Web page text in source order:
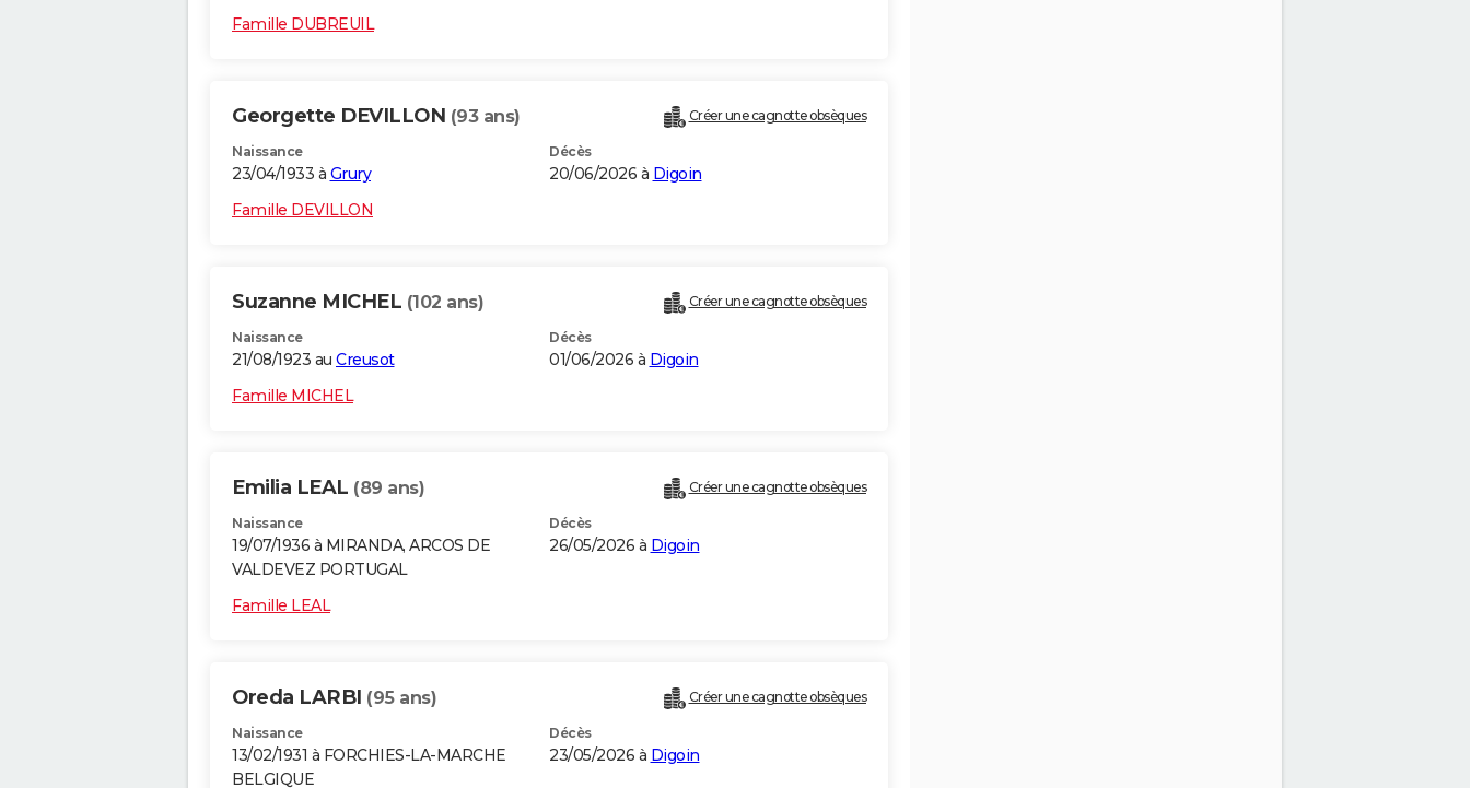
Famille DUBREUIL
Georgette DEVILLON (93 ans) Créer une cagnotte obsèques
Naissance
23/04/1933 à Grury
Décès
20/06/2026 à Digoin
Famille DEVILLON
Suzanne MICHEL (102 ans) Créer une cagnotte obsèques
Naissance
21/08/1923 au Creusot
Décès
01/06/2026 à Digoin
Famille MICHEL
Emilia LEAL (89 ans) Créer une cagnotte obsèques
Naissance
19/07/1936 à MIRANDA, ARCOS DE
VALDEVEZ PORTUGAL
Décès
26/05/2026 à Digoin
Famille LEAL
Oreda LARBI (95 ans) Créer une cagnotte obsèques
Naissance
13/02/1931 à FORCHIES-LA-MARCHE
BELGIQUE
Décès
23/05/2026 à Digoin